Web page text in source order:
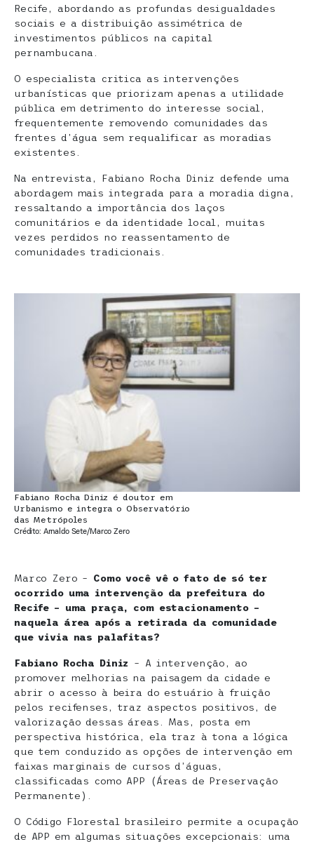
Recife, abordando as profundas desigualdades
sociais e a distribuição assimétrica de
investimentos públicos na capital
pernambucana.
O especialista critica as intervenções
urbanísticas que priorizam apenas a utilidade
pública em detrimento do interesse social,
frequentemente removendo comunidades das
frentes d’água sem requalificar as moradias
existentes.
Na entrevista, Fabiano Rocha Diniz defende uma
abordagem mais integrada para a moradia digna,
ressaltando a importância dos laços
comunitários e da identidade local, muitas
vezes perdidos no reassentamento de
comunidades tradicionais.
Fabiano Rocha Diniz é doutor em
Urbanismo e integra o Observatório
das Metrópoles
Crédito: Arnaldo Sete/Marco Zero
Marco Zero – Como você vê o fato de só ter
ocorrido uma intervenção da prefeitura do
Recife – uma praça, com estacionamento –
naquela área após a retirada da comunidade
que vivia nas palafitas?
Fabiano Rocha Diniz – A intervenção, ao
promover melhorias na paisagem da cidade e
abrir o acesso à beira do estuário à fruição
pelos recifenses, traz aspectos positivos, de
valorização dessas áreas. Mas, posta em
perspectiva histórica, ela traz à tona a lógica
que tem conduzido as opções de intervenção em
faixas marginais de cursos d’águas,
classificadas como APP (Áreas de Preservação
Permanente).
O Código Florestal brasileiro permite a ocupação
de APP em algumas situações excepcionais: uma